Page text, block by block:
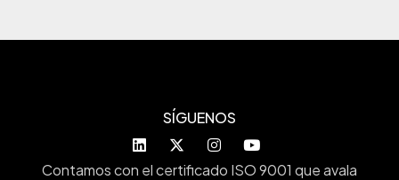
SÍGUENOS
Contamos con el certificado ISO 9001 que avala